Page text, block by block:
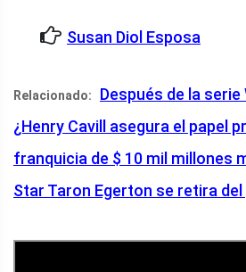
Susan Diol Esposa
Relacionado:
Después de la
¿Henry Cavill asegura el papel
franquicia de $ 10 mil millones
Star Taron Egerton se retira del